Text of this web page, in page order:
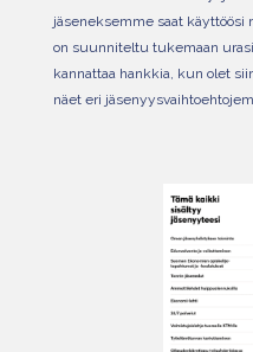
jäseneksemme saat
on suunniteltu tukemaan
kannattaa hankkia, kun olet
näet eri